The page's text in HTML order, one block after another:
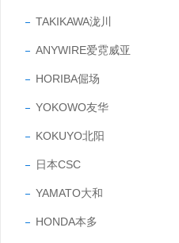
TAKIKAWA泷川
ANYWIRE爱霓威亚
HORIBA倔场
YOKOWO友华
KOKUYO北阳
日本CSC
YAMATO大和
HONDA本多